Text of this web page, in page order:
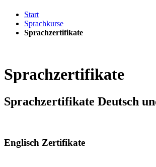
Start
Sprachkurse
Sprachzertifikate
Sprachzertifikate
Sprachzertifikate Deutsch
Englisch Zertifikate